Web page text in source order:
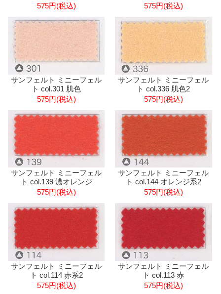
575円(税込)
575円(税込)
サンフェルト ミニーフェル
ト col.301 肌色
575円(税込)
サンフェルト ミニーフェル
ト col.336 肌色2
575円(税込)
サンフェルト ミニーフェル
ト col.139 濃オレンジ
575円(税込)
サンフェルト ミニーフェル
ト col.144 オレンジ系2
575円(税込)
サンフェルト ミニーフェル
ト col.114 赤系2
575円(税込)
サンフェルト ミニーフェル
ト col.113 赤
575円(税込)